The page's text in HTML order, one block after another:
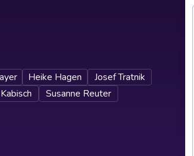
Heike Hagen
Josef Tratnik
Susanne Reuter